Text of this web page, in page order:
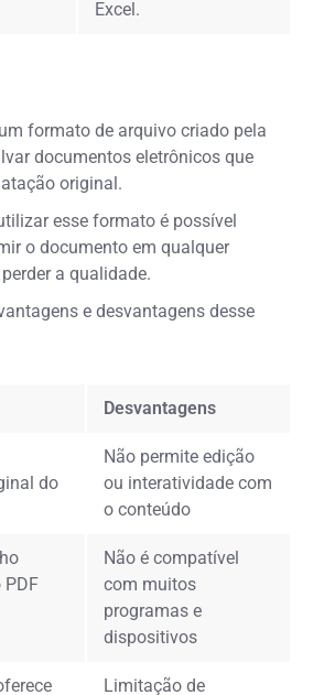
Excel.
formato de arquivo criado pela
documentos eletrônicos que
original.
esse formato é possível
o documento em qualquer
a qualidade.
e desvantagens desse
Desvantagens
do
Não permite edição
ou interatividade com
o conteúdo
PDF
Não é compatível
com muitos
programas e
dispositivos
Limitação de